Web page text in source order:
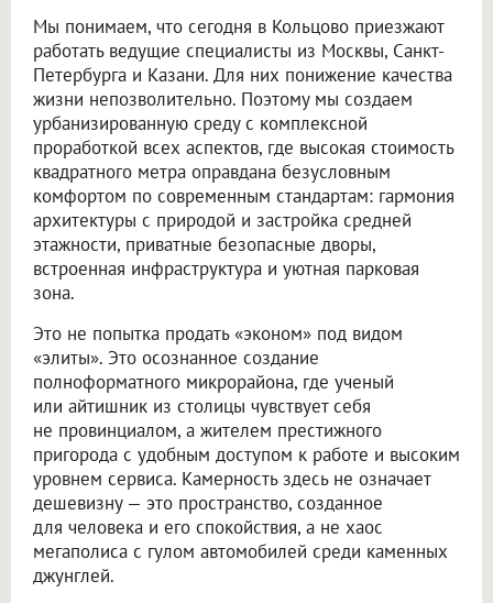
Мы понимаем, что сегодня в Кольцово приезжают
работать ведущие специалисты из Москвы, Санкт-
Петербурга и Казани. Для них понижение качества
жизни непозволительно. Поэтому мы создаем
урбанизированную среду с комплексной
проработкой всех аспектов, где высокая стоимость
квадратного метра оправдана безусловным
комфортом по современным стандартам: гармония
архитектуры с природой и застройка средней
этажности, приватные безопасные дворы,
встроенная инфраструктура и уютная парковая
зона.
Это не попытка продать «эконом» под видом
«элиты». Это осознанное создание
полноформатного микрорайона, где ученый
или айтишник из столицы чувствует себя
не провинциалом, а жителем престижного
пригорода с удобным доступом к работе и высоким
уровнем сервиса. Камерность здесь не означает
дешевизну — это пространство, созданное
для человека и его спокойствия, а не хаос
мегаполиса с гулом автомобилей среди каменных
джунглей.